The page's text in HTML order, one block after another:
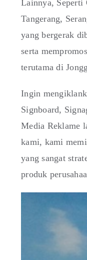
Lainnya, Seperti
Tangerang,
yang bergerak
serta
terutama di
Ingin
Signboard,
Media Reklame
kami, kami
yang sangat
produk